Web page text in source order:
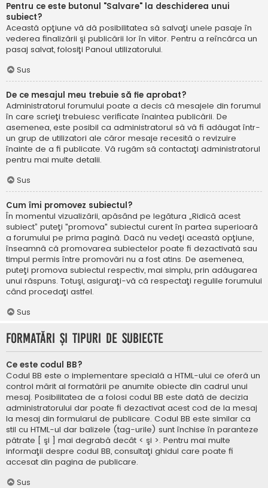
Pentru ce este butonul "Salvare" la deschiderea unui
subiect?
Această opţiune vă dă posibilitatea să salvaţi unele pasaje în
vederea finalizării şi publicării lor în viitor. Pentru a reîncărca un
pasaj salvat, folosiţi Panoul utilizatorului.
Sus
De ce mesajul meu trebuie să fie aprobat?
Administratorul forumului poate a decis că mesajele din forumul
în care scrieţi trebuiesc verificate înaintea publicării. De
asemenea, este posibil ca administratorul să vă fi adăugat într-
un grup de utilizatori ale căror mesaje recesită o revizuire
înainte de a fi publicate. Vă rugăm să contactaţi administratorul
pentru mai multe detalii.
Sus
Cum îmi promovez subiectul?
În momentul vizualizării, apăsând pe legătura „Ridică acest
subiect” puteţi "promova" subiectul curent în partea superioară
a forumului pe prima pagină. Dacă nu vedeţi această opţiune,
înseamnă că promovarea subiectelor poate fi dezactivată sau
timpul permis între promovări nu a fost atins. De asemenea,
puteţi promova subiectul respectiv, mai simplu, prin adăugarea
unui răspuns. Totuşi, asiguraţi-vă că respectaţi regulile forumului
când procedaţi astfel.
Sus
Formatări şi tipuri de subiecte
Ce este codul BB?
Codul BB este o implementare specială a HTML-ului ce oferă un
control mărit al formatării pe anumite obiecte din cadrul unui
mesaj. Posibilitatea de a folosi codul BB este dată de decizia
administratorului dar poate fi dezactivat acest cod de la mesaj
la mesaj din formularul de publicare. Codul BB este similar ca
stil cu HTML-ul dar balizele (tag-urile) sunt închise în paranteze
pătrate [ şi ] mai degrabă decât < şi >. Pentru mai multe
informaţii despre codul BB, consultaţi ghidul care poate fi
accesat din pagina de publicare.
Sus